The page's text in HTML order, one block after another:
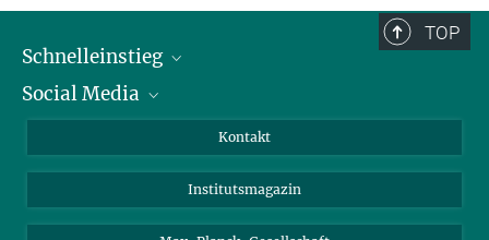
TOP
Schnelleinstieg
Alumni
Fördernde
Social Media
Bluesky
Facebook
Kontakt
Institutsmagazin